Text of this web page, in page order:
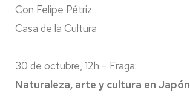
Con Felipe Pétriz
Casa de la Cultura
30 de octubre, 12h – Fraga:
Naturaleza, arte y cultura en Japón